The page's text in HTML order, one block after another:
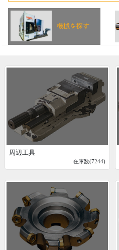
機械を探す
周辺工具
在庫数(7244)